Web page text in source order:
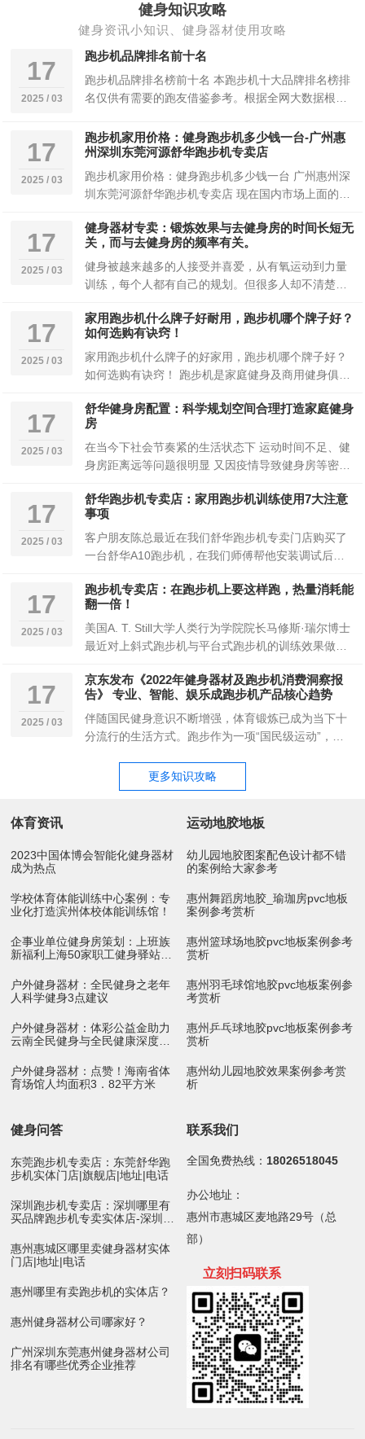
健身知识攻略
健身资讯小知识、健身器材使用攻略
17
2025 / 03
跑步机品牌排名前十名
跑步机品牌排名榜前十名 本跑步机十大品牌排名榜排
名仅供有需要的跑友借鉴参考。根据全网大数据根据
17
2025 / 03
跑步机家用价格：健身跑步机多少钱一台-广州惠
州深圳东莞河源舒华跑步机专卖店
跑步机家用价格：健身跑步机多少钱一台 广州惠州深
圳东莞河源舒华跑步机专卖店 现在国内市场上面的跑
17
2025 / 03
健身器材专卖：锻炼效果与去健身房的时间长短无
关，而与去健身房的频率有关。
健身被越来越多的人接受并喜爱，从有氧运动到力量
训练，每个人都有自己的规划。但很多人却不清楚如
的...
17
2025 / 03
家用跑步机什么牌子好耐用，跑步机哪个牌子好？
如何选购有诀窍！
家用跑步机什么牌子的好家用，跑步机哪个牌子好？
如何选购有诀窍！ 跑步机是家庭健身及商用健身俱乐
当...
17
2025 / 03
舒华健身房配置：科学规划空间合理打造家庭健身
房
在当今下社会节奏紧的生活状态下 运动时间不足、健
身房距离远等问题很明显 又因疫情导致健身房等密封
17
2025 / 03
舒华跑步机专卖店：家用跑步机训练使用7大注意
事项
客户朋友陈总最近在我们舒华跑步机专卖门店购买了
一台舒华A10跑步机，在我们师傅帮他安装调试后，
的...
17
2025 / 03
跑步机专卖店：在跑步机上要这样跑，热量消耗能
翻一倍！
美国A. T. Still大学人类行为学院院长马修斯·瑞尔博士
最近对上斜式跑步机与平台式跑步机的训练效果做了
17
2025 / 03
京东发布《2022年健身器材及跑步机消费洞察报
告》 专业、智能、娱乐成跑步机产品核心趋势
伴随国民健身意识不断增强，体育锻炼已成为当下十
分流行的生活方式。跑步作为一项“国民级运动”，市
更多知识攻略
体育资讯
2023中国体博会智能化健身器材
成为热点
学校体育体能训练中心案例：专
业化打造滨州体校体能训练馆！
企事业单位健身房策划：上班族
新福利上海50家职工健身驿站10
户外健身器材：全民健身之老年
人科学健身3点建议
户外健身器材：体彩公益金助力
云南全民健身与全民健康深度融
户外健身器材：点赞！海南省体
育场馆人均面积3．82平方米
运动地胶地板
幼儿园地胶图案配色设计都不错
的案例给大家参考
惠州舞蹈房地胶_瑜珈房pvc地板
案例参考赏析
惠州篮球场地胶pvc地板案例参考
赏析
惠州羽毛球馆地胶pvc地板案例参
考赏析
惠州乒乓球地胶pvc地板案例参考
赏析
惠州幼儿园地胶效果案例参考赏
析
健身问答
东莞跑步机专卖店：东莞舒华跑
步机实体门店|旗舰店|地址|电话
深圳跑步机专卖店：深圳哪里有
买品牌跑步机专卖实体店-深圳舒
惠州惠城区哪里卖健身器材实体
门店|地址|电话
惠州哪里有卖跑步机的实体店？
惠州健身器材公司哪家好？
广州深圳东莞惠州健身器材公司
排名有哪些优秀企业推荐
联系我们
全国免费热线： 18026518045
办公地址：
惠州市惠城区麦地路29号（总
部）
立刻扫码联系